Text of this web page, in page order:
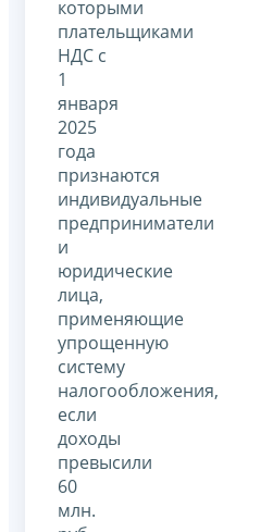
которыми
плательщиками
НДС с
1
января
2025
года
признаются
индивидуальные
предприниматели
и
юридические
лица,
применяющие
упрощенную
систему
налогообложения,
если
доходы
превысили
60
млн.